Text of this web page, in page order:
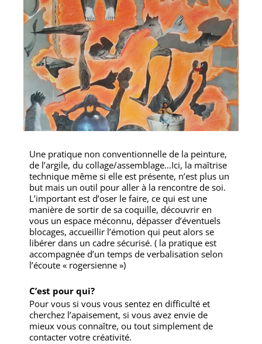
Une pratique non conventionnelle de la peinture,
de l’argile, du collage/assemblage…Ici, la maîtrise
technique même si elle est présente, n’est plus un
but mais un outil pour aller à la rencontre de soi.
L’important est d’oser le faire, ce qui est une
manière de sortir de sa coquille, découvrir en
vous un espace méconnu, dépasser d’éventuels
blocages, accueillir l’émotion qui peut alors se
libérer dans un cadre sécurisé. ( la pratique est
accompagnée d’un temps de verbalisation selon
l’écoute « rogersienne »)
C’est pour qui?
Pour vous si vous vous sentez en difficulté et
cherchez l’apaisement, si vous avez envie de
mieux vous connaître, ou tout simplement de
contacter votre créativité.